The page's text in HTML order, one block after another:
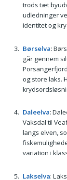
trods tæt
udledninger
identitet og
Børselva:
går gennem
og store laks.
Daleelva:
Vaksdal til
langs elven,
variation i
Lakselva: